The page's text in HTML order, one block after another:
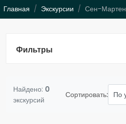
Главная Экскурсии Сен-Мартен
Фильтры
Найдено: 0
экскурсий
Сортировать: